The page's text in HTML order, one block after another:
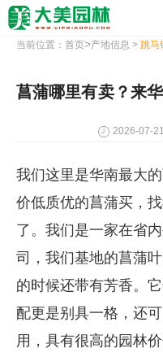
当前位置： 首页>产地信息 > 跳马
菖蒲哪里有卖？来
2026-07-
我们这里是华南最大
价低质优的菖蒲买，
了。我们是一家在省
司，我们基地的菖蒲
的时候还带有芳香。
配更是别具一格，还
用，具有很高的园林